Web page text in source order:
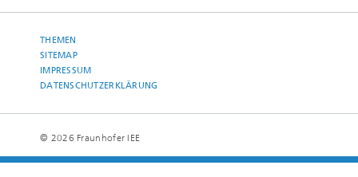
THEMEN
SITEMAP
IMPRESSUM
DATENSCHUTZERKLÄRUNG
© 2026 Fraunhofer IEE